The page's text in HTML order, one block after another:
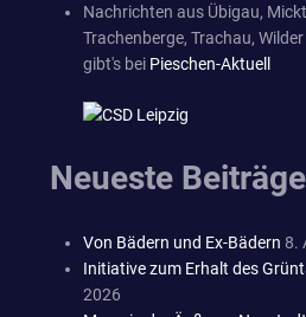
Nachrichten aus Übigau,
Trachenberge, Trachau,
gibt's bei Pieschen-Aktuell
Neueste Beiträge
Von Bädern und Ex-Bädern 8.
Initiative zum Erhalt des
2026